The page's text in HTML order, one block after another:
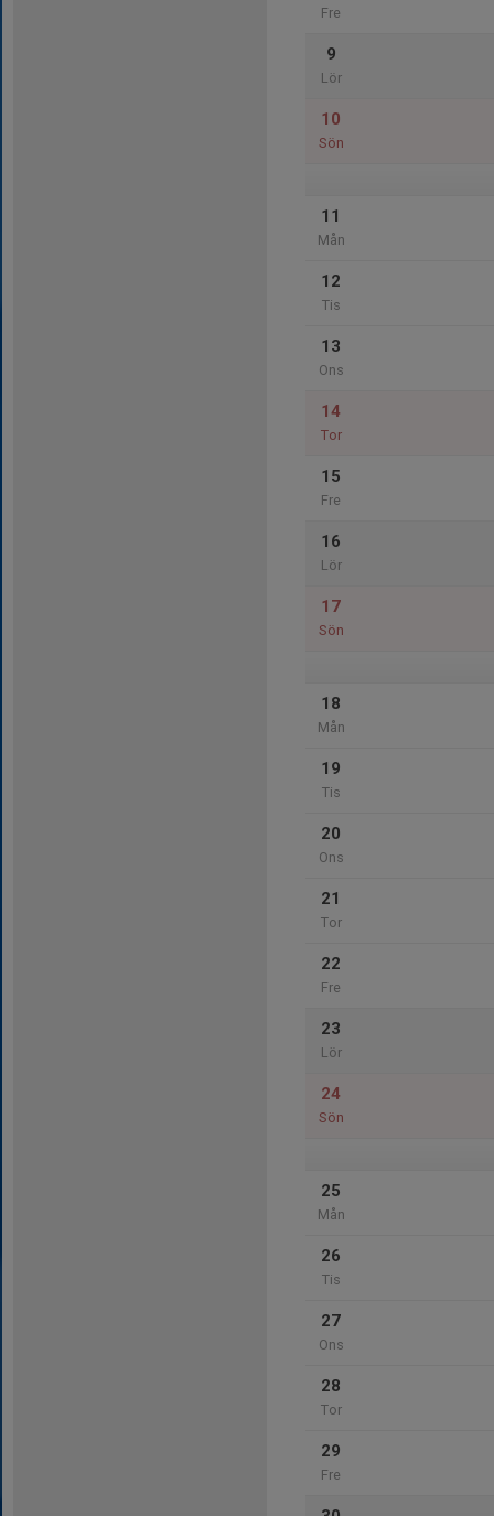
Fre
9
Lör
10
Sön
11
Mån
12
Tis
13
Ons
14
Tor
15
Fre
16
Lör
17
Sön
18
Mån
19
Tis
20
Ons
21
Tor
22
Fre
23
Lör
24
Sön
25
Mån
26
Tis
27
Ons
28
Tor
29
Fre